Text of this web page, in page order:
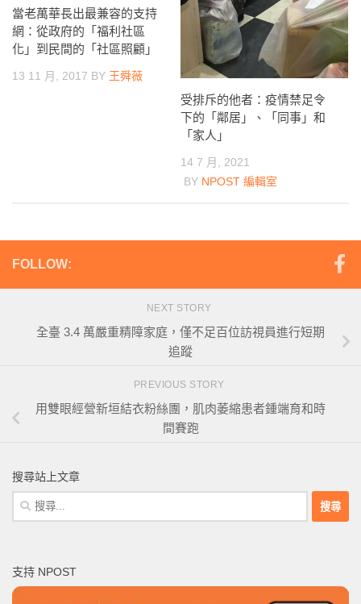
當老萬華長出最兼容的支持
網：從政府的「福利社區
化」到民間的「社區照顧」
13 11 月, 2017 BY 王舜薇
受排斥的他者：疫情禁足令
下的「鄰居」、「同事」和
「家人」
14 7 月, 2021
BY NPOST 編輯室
FOLLOW:
NEXT STORY
全臺 3.4 萬嚴重精障家庭，僅不足百位訪視員進行短期
追蹤
PREVIOUS STORY
用雙眼經營新垣結衣粉絲團，肌肉萎縮患者鍾端育和時
間賽跑
搜尋站上文章
搜
尋
字:
支持 NPOST